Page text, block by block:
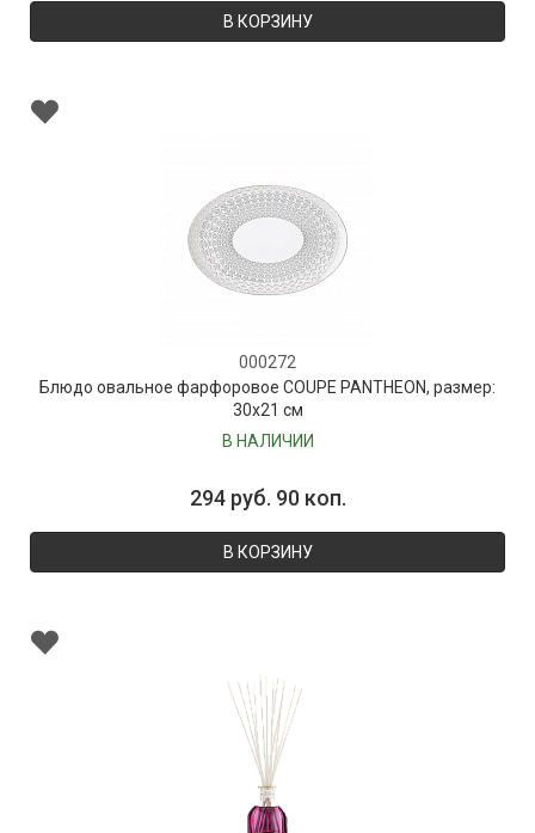
В КОРЗИНУ
000272
Блюдо овальное фарфоровое COUPE PANTHEON, размер:
30х21 см
В НАЛИЧИИ
294 руб. 90 коп.
В КОРЗИНУ